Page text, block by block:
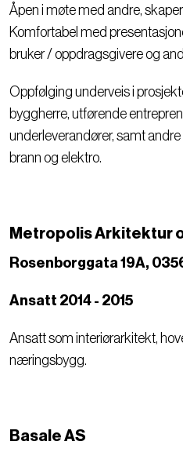
Åpen i møte med andre,
Komfortabel med
bruker / oppdragsgivere og
Oppfølging underveis i
byggherre, utførende
underleverandører, samt
brann og elektro.
Metropolis Arkitektur
Rosenborggata 19A,
Ansatt 2014 - 2015
Ansatt som interiørarkitekt,
næringsbygg.
Basale AS